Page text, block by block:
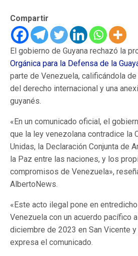
Compartir
El gobierno de Guyana rechazó la
Orgánica para la Defensa de la
parte de Venezuela, calificándola
del derecho internacional y una
guyanés.
«En un comunicado oficial, el
que la ley venezolana contradice la
Unidas, la Declaración Conjunta de
la Paz entre las naciones, y los
compromisos de Venezuela»,
AlbertoNews.
«Este acto ilegal pone en
Venezuela con un acuerdo pacífico
diciembre de 2023 en San Vicente y
expresa el comunicado.